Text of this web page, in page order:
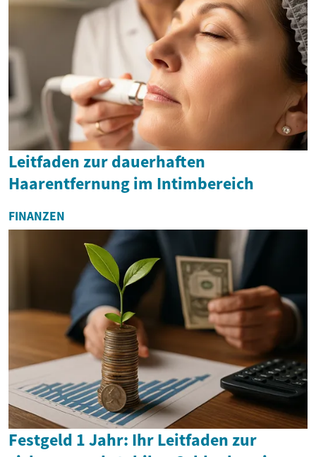
Leitfaden zur dauerhaften
Haarentfernung im Intimbereich
FINANZEN
Festgeld 1 Jahr: Ihr Leitfaden zur